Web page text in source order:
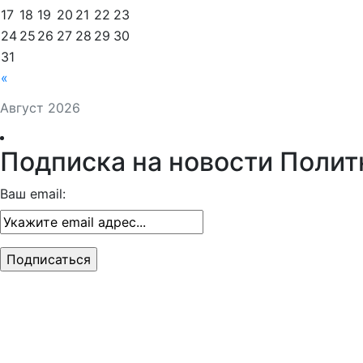
Август 2026
«
17 18 19 20 21 22 23
24 25 26 27 28 29 30
31
Подписка на новости
Ваш email: